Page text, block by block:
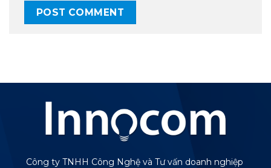
Công ty TNHH Công Nghệ và Tư vấn doanh nghiệp